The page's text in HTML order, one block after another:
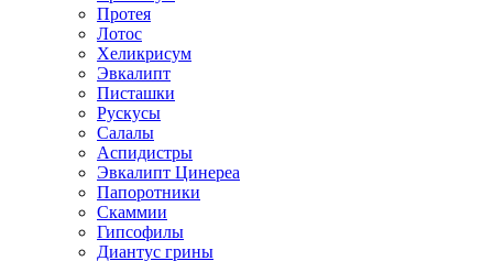
Протея
Лотос
Хеликрисум
Эвкалипт
Писташки
Рускусы
Салалы
Аспидистры
Эвкалипт Цинереа
Папоротники
Скаммии
Гипсофилы
Диантус грины